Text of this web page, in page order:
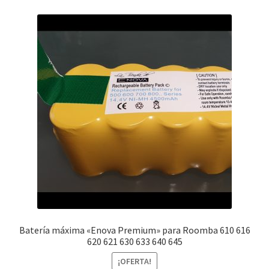
Batería máxima «Enova Premium» para Roomba 610 616
620 621 630 633 640 645
¡OFERTA!